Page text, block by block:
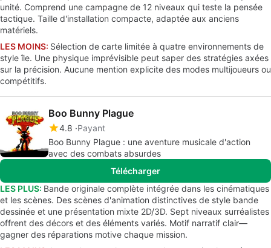
unité. Comprend une campagne de 12 niveaux qui teste la pensée
tactique. Taille d'installation compacte, adaptée aux anciens
matériels.
LES MOINS: Sélection de carte limitée à quatre environnements de
style île. Une physique imprévisible peut saper des stratégies axées
sur la précision. Aucune mention explicite des modes multijoueurs ou
compétitifs.
Boo Bunny Plague
4.8 Payant
Boo Bunny Plague : une aventure musicale d'action
avec des combats absurdes
Télécharger
LES PLUS: Bande originale complète intégrée dans les cinématiques
et les scènes. Des scènes d'animation distinctives de style bande
dessinée et une présentation mixte 2D/3D. Sept niveaux surréalistes
offrent des décors et des éléments variés. Motif narratif clair—
gagner des réparations motive chaque mission.